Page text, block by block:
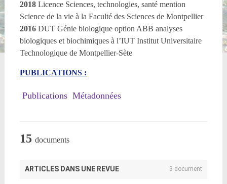
2018Licence Sciences, technologies, santé mention
Science de la vie à la Faculté des Sciences de Montpellier
2016DUT Génie biologique option ABB analyses
biologiques et biochimiques à l’IUT Institut Universitaire
Technologique de Montpellier-Sète
PUBLICATIONS :
Publications Métadonnées
15 documents
ARTICLES DANS UNE REVUE 3 document